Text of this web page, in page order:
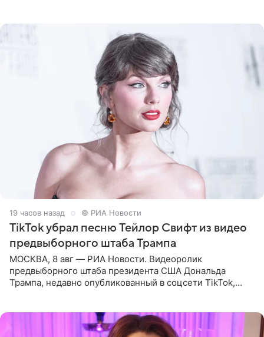
19 часов назад © РИА Новости
TikTok убрал песню Тейлор Свифт из видео
предвыборного штаба Трампа
МОСКВА, 8 авг — РИА Новости. Видеоролик
предвыборного штаба президента США Дональда
Трампа, недавно опубликованный в соцсети TikTok,